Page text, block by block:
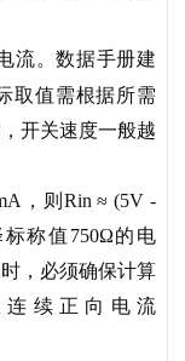
流。数据手册建
取值需根据所需
开关速度一般越
，则Rin ≈ (5V -
标称值750Ω的电
，必须确保计算
续正向电流